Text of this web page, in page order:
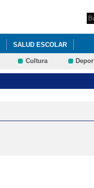
SALUD ESCOLAR
Cultura